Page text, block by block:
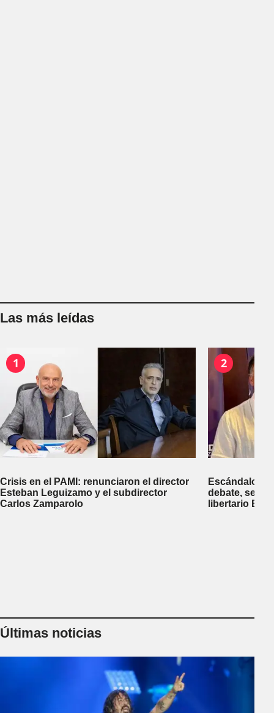
Las más leídas
1
Crisis en el PAMI: renunciaron el director
Esteban Leguizamo y el subdirector
Carlos Zamparolo
2
Escándalo
debate, se
libertario
Últimas noticias